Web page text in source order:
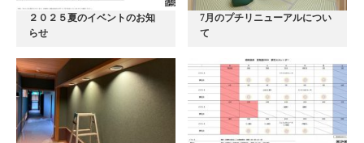
２０２５夏のイベントのお知
らせ
7月のプチリニューアルについ
て